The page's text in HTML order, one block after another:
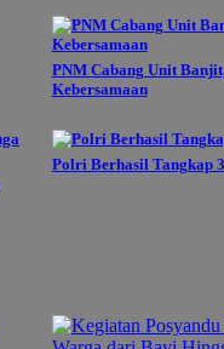
PNM Cabang Unit
Kebersamaan
Polri Berhasil Tangkap